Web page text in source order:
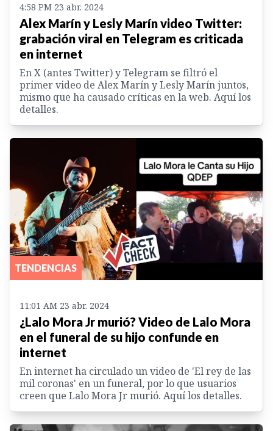
4:58 PM 23 abr. 2024
Alex Marín y Lesly Marín video Twitter:
grabación viral en Telegram es criticada
en internet
En X (antes Twitter) y Telegram se filtró el
primer video de Alex Marín y Lesly Marín juntos,
mismo que ha causado críticas en la web. Aquí los
detalles.
TENDENCIAS
11:01 AM 23 abr. 2024
¿Lalo Mora Jr murió? Video de Lalo Mora
en el funeral de su hijo confunde en
internet
En internet ha circulado un video de 'El rey de las
mil coronas' en un funeral, por lo que usuarios
creen que Lalo Mora Jr murió. Aquí los detalles.